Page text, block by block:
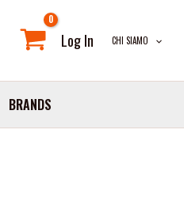
Log In CHI SIAMO
BRANDS